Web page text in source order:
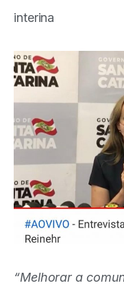
interina
“Melhorar a